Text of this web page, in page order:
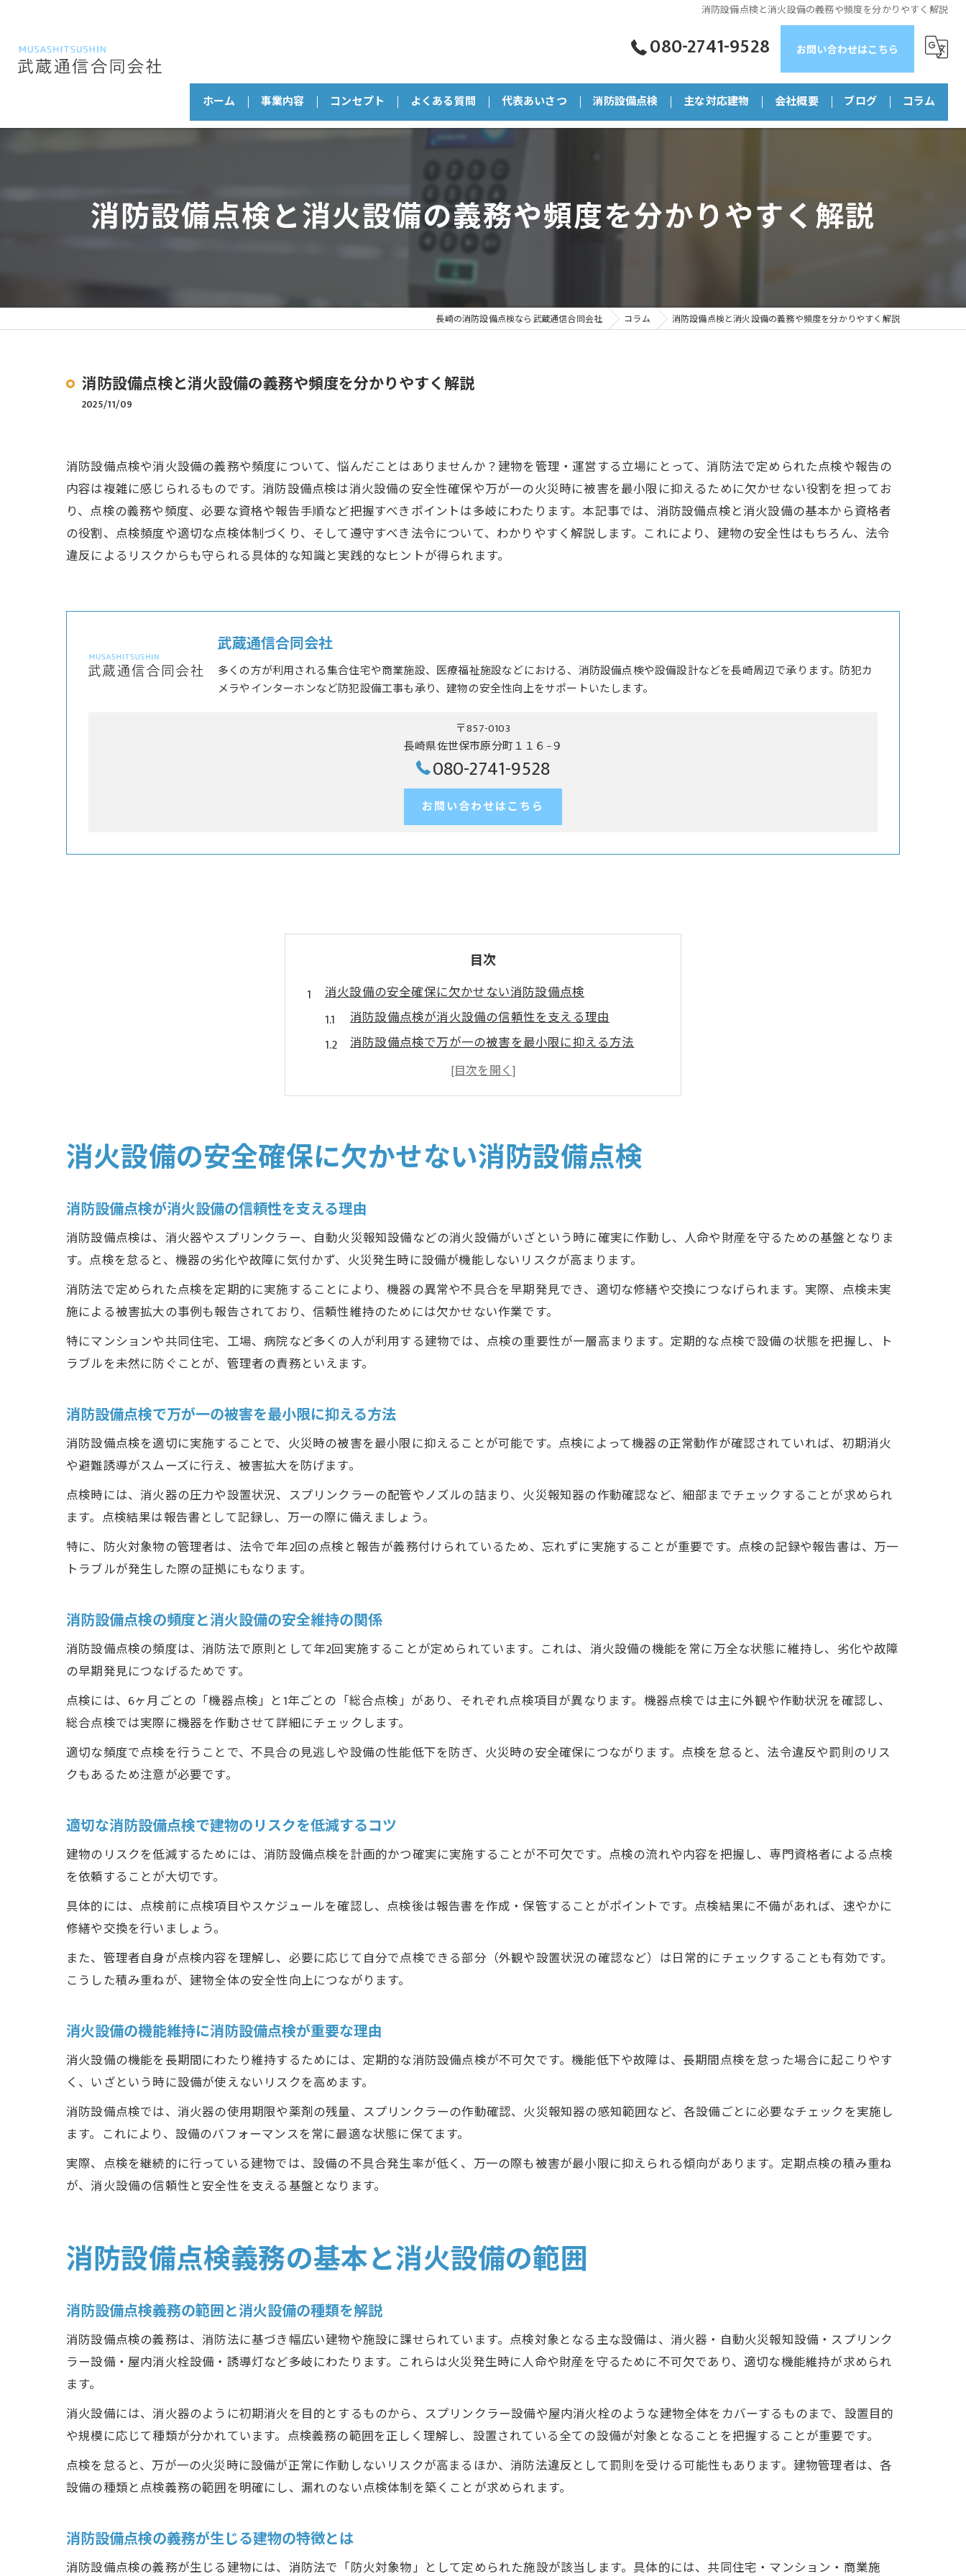
消防設備点検と消火設備の義務や頻度を分かりやすく解説
080-2741-9528 お問い合わせはこちら
ホーム 事業内容 コンセプト よくある質問 代表あいさつ 消防設備点検 主な対応建物
ビル
会社概要 ブログ コラム
消防設備点検と消火設備の義務や頻度を分かりやすく解説
長崎の消防設備点検なら武蔵通信合同会社 コラム 消防設備点検と消火設備の義務や頻度を分かりやすく解説
消防設備点検と消火設備の義務や頻度を分かりやすく解説
2025/11/09
消防設備点検や消火設備の義務や頻度について、悩んだことはありませんか？建物を管理・運営する立場にとって、消防法で定められた点検や報告の
内容は複雑に感じられるものです。消防設備点検は消火設備の安全性確保や万が一の火災時に被害を最小限に抑えるために欠かせない役割を担ってお
り、点検の義務や頻度、必要な資格や報告手順など把握すべきポイントは多岐にわたります。本記事では、消防設備点検と消火設備の基本から資格者
の役割、点検頻度や適切な点検体制づくり、そして遵守すべき法令について、わかりやすく解説します。これにより、建物の安全性はもちろん、法令
違反によるリスクからも守られる具体的な知識と実践的なヒントが得られます。
武蔵通信合同会社
多くの方が利用される集合住宅や商業施設、医療福祉施設などにおける、消防設備点検や設備設計などを長崎周辺で承ります。防犯カ
メラやインターホンなど防犯設備工事も承り、建物の安全性向上をサポートいたします。
〒857-0103
長崎県佐世保市原分町１１６−９
080-2741-9528
お問い合わせはこちら
目次
消火設備の安全確保に欠かせない消防設備点検
消防設備点検が消火設備の信頼性を支える理由
消防設備点検で万が一の被害を最小限に抑える方法
消防設備点検の頻度と消火設備の安全維持の関係
適切な消防設備点検で建物のリスクを低減するコツ
消防設備点検義務の基本と消火設備の範囲
消防設備点検義務の範囲と消火設備の種類を解説
消火設備の点検義務を正しく理解するポイント
消防設備点検が不要な設備が存在する場合の見極め方
消防法に基づく消火設備の範囲と点検項目の確認
マンション管理に見る消防設備点検の重要性
マンション管理における消防設備点検の必要性とは
消防設備点検でマンションの防火体制を強化する方法
マンションにおける消防設備点検の実践的ポイント
消防設備点検がマンションの資産価値維持に役立つ理由
点検資格者の役割を知り安全体制を整える
消防設備点検資格者が担う役割と重要性の解説
点検資格者による消火設備点検の信頼度が高い理由
消防設備点検資格者の業務範囲と依頼時のポイント
自主管理と資格者依頼、消防設備点検の選び方
消防設備点検が年2回必要とされる法律上の根拠
消防設備点検の機器点検と総合点検の具体的な違い
総合点検の流れと消火設備の確認ポイント
消防設備点検の頻度と法令遵守の大切な関係性
自分でできる消防設備点検と注意点とは
消火設備点検で見落としやすいポイントとは
消防設備点検を自分で行う場合の法的な注意点
消火設備の安全確保に欠かせない消防設備点検
消防設備点検が消火設備の信頼性を支える理由
消防設備点検は、消火器やスプリンクラー、自動火災報知設備などの消火設備がいざという時に確実に作動し、人命や財産を守るための基盤となりま
す。点検を怠ると、機器の劣化や故障に気付かず、火災発生時に設備が機能しないリスクが高まります。
消防法で定められた点検を定期的に実施することにより、機器の異常や不具合を早期発見でき、適切な修繕や交換につなげられます。実際、点検未実
施による被害拡大の事例も報告されており、信頼性維持のためには欠かせない作業です。
特にマンションや共同住宅、工場、病院など多くの人が利用する建物では、点検の重要性が一層高まります。定期的な点検で設備の状態を把握し、ト
ラブルを未然に防ぐことが、管理者の責務といえます。
消防設備点検で万が一の被害を最小限に抑える方法
消防設備点検を適切に実施することで、火災時の被害を最小限に抑えることが可能です。点検によって機器の正常動作が確認されていれば、初期消火
や避難誘導がスムーズに行え、被害拡大を防げます。
点検時には、消火器の圧力や設置状況、スプリンクラーの配管やノズルの詰まり、火災報知器の作動確認など、細部までチェックすることが求められ
ます。点検結果は報告書として記録し、万一の際に備えましょう。
特に、防火対象物の管理者は、法令で年2回の点検と報告が義務付けられているため、忘れずに実施することが重要です。点検の記録や報告書は、万一
トラブルが発生した際の証拠にもなります。
消防設備点検の頻度と消火設備の安全維持の関係
消防設備点検の頻度は、消防法で原則として年2回実施することが定められています。これは、消火設備の機能を常に万全な状態に維持し、劣化や故障
の早期発見につなげるためです。
点検には、6ヶ月ごとの「機器点検」と1年ごとの「総合点検」があり、それぞれ点検項目が異なります。機器点検では主に外観や作動状況を確認し、
総合点検では実際に機器を作動させて詳細にチェックします。
適切な頻度で点検を行うことで、不具合の見逃しや設備の性能低下を防ぎ、火災時の安全確保につながります。点検を怠ると、法令違反や罰則のリス
クもあるため注意が必要です。
適切な消防設備点検で建物のリスクを低減するコツ
建物のリスクを低減するためには、消防設備点検を計画的かつ確実に実施することが不可欠です。点検の流れや内容を把握し、専門資格者による点検
を依頼することが大切です。
具体的には、点検前に点検項目やスケジュールを確認し、点検後は報告書を作成・保管することがポイントです。点検結果に不備があれば、速やかに
修繕や交換を行いましょう。
また、管理者自身が点検内容を理解し、必要に応じて自分で点検できる部分（外観や設置状況の確認など）は日常的にチェックすることも有効です。
こうした積み重ねが、建物全体の安全性向上につながります。
消火設備の機能維持に消防設備点検が重要な理由
消火設備の機能を長期間にわたり維持するためには、定期的な消防設備点検が不可欠です。機能低下や故障は、長期間点検を怠った場合に起こりやす
く、いざという時に設備が使えないリスクを高めます。
消防設備点検では、消火器の使用期限や薬剤の残量、スプリンクラーの作動確認、火災報知器の感知範囲など、各設備ごとに必要なチェックを実施し
ます。これにより、設備のパフォーマンスを常に最適な状態に保てます。
実際、点検を継続的に行っている建物では、設備の不具合発生率が低く、万一の際も被害が最小限に抑えられる傾向があります。定期点検の積み重ね
が、消火設備の信頼性と安全性を支える基盤となります。
消防設備点検義務の基本と消火設備の範囲
消防設備点検義務の範囲と消火設備の種類を解説
消防設備点検の義務は、消防法に基づき幅広い建物や施設に課せられています。点検対象となる主な設備は、消火器・自動火災報知設備・スプリンク
ラー設備・屋内消火栓設備・誘導灯など多岐にわたります。これらは火災発生時に人命や財産を守るために不可欠であり、適切な機能維持が求められ
ます。
消火設備には、消火器のように初期消火を目的とするものから、スプリンクラー設備や屋内消火栓のような建物全体をカバーするものまで、設置目的
や規模に応じて種類が分かれています。点検義務の範囲を正しく理解し、設置されている全ての設備が対象となることを把握することが重要です。
点検を怠ると、万が一の火災時に設備が正常に作動しないリスクが高まるほか、消防法違反として罰則を受ける可能性もあります。建物管理者は、各
設備の種類と点検義務の範囲を明確にし、漏れのない点検体制を築くことが求められます。
消防設備点検の義務が生じる建物の特徴とは
消防設備点検の義務が生じる建物には、消防法で「防火対象物」として定められた施設が該当します。具体的には、共同住宅・マンション・商業施